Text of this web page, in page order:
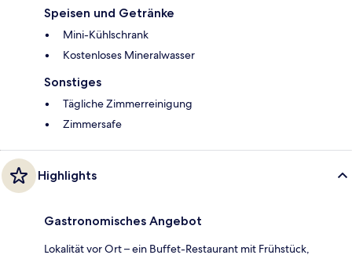
Speisen und Getränke
Mini-Kühlschrank
Kostenloses Mineralwasser
Sonstiges
Tägliche Zimmerreinigung
Zimmersafe
Highlights
Gastronomisches Angebot
Lokalität vor Ort – ein Buffet-Restaurant mit Frühstück,